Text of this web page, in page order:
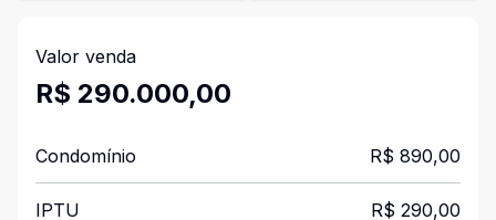
Valor venda
R$ 290.000,00
Condomínio R$ 890,00
IPTU R$ 290,00